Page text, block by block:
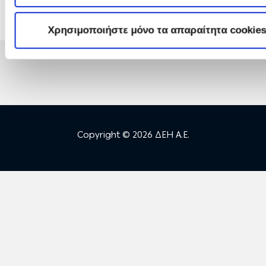
Χρησιμοποιήστε μόνο τα απαραίτητα cookies
Copyright © 2026 ΔΕΗ Α.Ε.